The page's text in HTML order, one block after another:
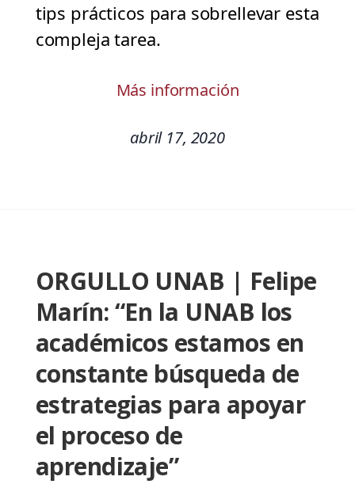
tips prácticos para sobrellevar esta
compleja tarea.
Más información
abril 17, 2020
ORGULLO UNAB | Felipe
Marín: “En la UNAB los
académicos estamos en
constante búsqueda de
estrategias para apoyar
el proceso de
aprendizaje”